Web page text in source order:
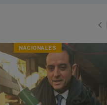
NACIONALES